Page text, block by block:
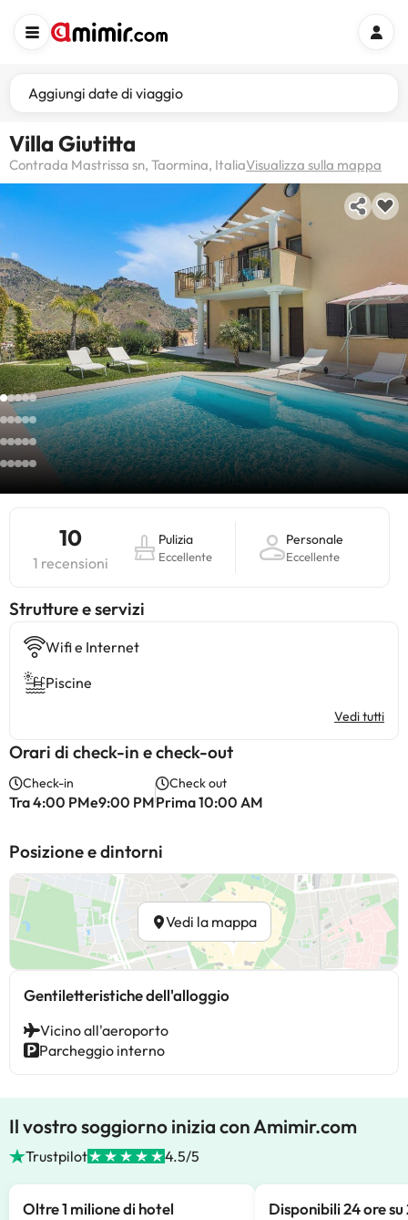
Aggiungi date di viaggio
Villa Giutitta
Contrada Mastrissa sn, Taormina, ItaliaVisualizza sulla mappa
10
1 recensioni
Pulizia
Eccellente
Personale
Eccellente
​Strutture e servizi
Wifi e Internet
Piscine
Vedi tutti
Orari di check-in e check-out
Check-in
Tra 4:00 PMe9:00 PM
Check out
Prima 10:00 AM
Posizione e dintorni
Vedi la mappa
Gentiletteristiche dell'alloggio
Vicino all'aeroporto
Parcheggio interno
Il vostro soggiorno inizia con Amimir.com
Trustpilot 4.5/5
Oltre 1 milione di hotel
Disponibili 24 ore su